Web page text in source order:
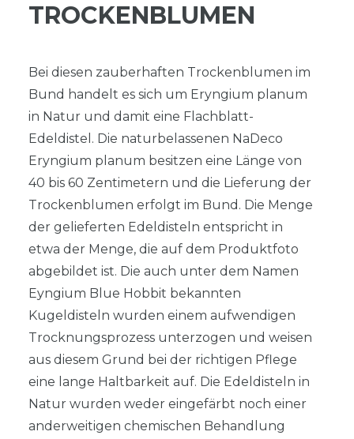
TROCKENBLUMEN
Bei diesen zauberhaften Trockenblumen im
Bund handelt es sich um Eryngium planum
in Natur und damit eine Flachblatt-
Edeldistel. Die naturbelassenen NaDeco
Eryngium planum besitzen eine Länge von
40 bis 60 Zentimetern und die Lieferung der
Trockenblumen erfolgt im Bund. Die Menge
der gelieferten Edeldisteln entspricht in
etwa der Menge, die auf dem Produktfoto
abgebildet ist. Die auch unter dem Namen
Eyngium Blue Hobbit bekannten
Kugeldisteln wurden einem aufwendigen
Trocknungsprozess unterzogen und weisen
aus diesem Grund bei der richtigen Pflege
eine lange Haltbarkeit auf. Die Edeldisteln in
Natur wurden weder eingefärbt noch einer
anderweitigen chemischen Behandlung